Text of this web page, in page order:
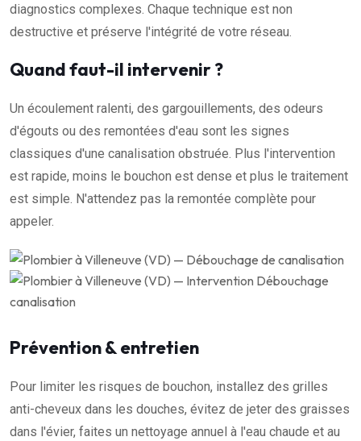
diagnostics complexes. Chaque technique est non
destructive et préserve l'intégrité de votre réseau.
Quand faut-il intervenir ?
Un écoulement ralenti, des gargouillements, des odeurs
d'égouts ou des remontées d'eau sont les signes
classiques d'une canalisation obstruée. Plus l'intervention
est rapide, moins le bouchon est dense et plus le traitement
est simple. N'attendez pas la remontée complète pour
appeler.
Prévention & entretien
Pour limiter les risques de bouchon, installez des grilles
anti-cheveux dans les douches, évitez de jeter des graisses
dans l'évier, faites un nettoyage annuel à l'eau chaude et au